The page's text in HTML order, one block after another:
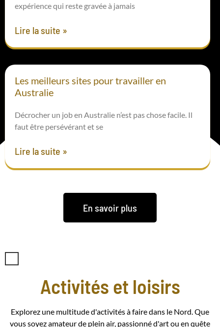
expérience qui reste gravée à jamais
Lire la suite »
Les meilleurs sites pour travailler en
Australie
Décrocher un job en Australie n’est pas chose facile. Il
faut être persévérant et se
Lire la suite »
En savoir plus
Activités et loisirs
Explorez une multitude d'activités à faire dans le Nord. Que
vous soyez amateur de plein air, passionné d'art ou en quête